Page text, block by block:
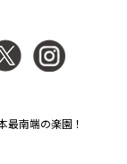
最南端の楽園！